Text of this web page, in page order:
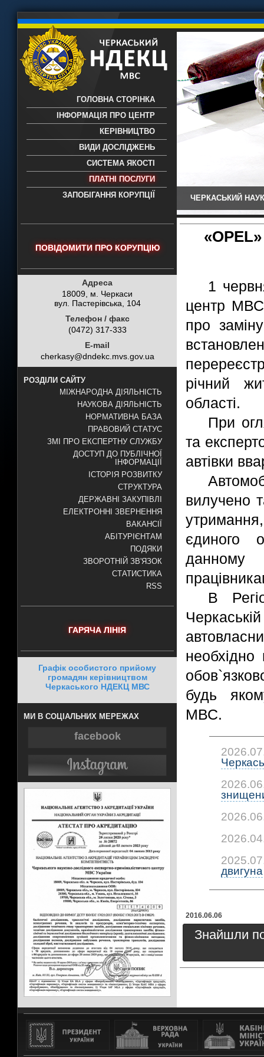
науково-дослідний експертно-
- проведення всих видів судових
експертиз
ГОЛОВНА СТОРІНКА
ІНФОРМАЦІЯ ПРО ЦЕНТР
КЕРІВНИЦТВО
ВИДИ ДОСЛІДЖЕНЬ
СИСТЕМА ЯКОСТІ
ПЛАТНІ ПОСЛУГИ
ЗАПОБІГАННЯ КОРУПЦІЇ
ЧЕРКАСЬКИЙ
ПОВІДОМИТИ ПРО КОРУПЦІЮ
Адреса
18009, м. Черкаси
вул. Пастерівська, 104
Телефон / факс
(0472) 317-333
E-mail
cherkasy@dndekc.mvs.gov.ua
РОЗДІЛИ САЙТУ
МІЖНАРОДНА ДІЯЛЬНІСТЬ
НАУКОВА ДІЯЛЬНІСТЬ
НОРМАТИВНА БАЗА
ПРАВОВИЙ СТАТУС
ЗМІ ПРО ЕКСПЕРТНУ СЛУЖБУ
ДОСТУП ДО ПУБЛІЧНОЇ
ІНФОРМАЦІЇ
ІСТОРІЯ РОЗВИТКУ
СТРУКТУРА
ДЕРЖАВНІ ЗАКУПІВЛІ
ЕЛЕКТРОННІ ЗВЕРНЕННЯ
ВАКАНСІЇ
АБІТУРІЄНТАМ
ПОДЯКИ
ЗВОРОТНІЙ ЗВ'ЯЗОК
СТАТИСТИКА
RSS
ГАРЯЧА ЛІНІЯ
Графік особистого прийому
громадян керівництвом
Черкаського НДЕКЦ МВС
МИ В СОЦІАЛЬНИХ МЕРЕЖАХ
facebook
1
центр
про
річний
області.
При
та
автівки
вилучено
єдиного
данному
В
будь
МВС.
двигуна
2016.06.06
Знайшли